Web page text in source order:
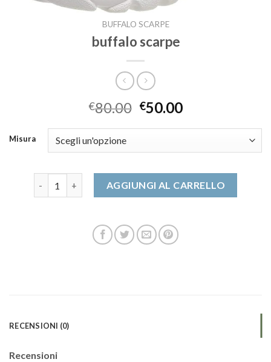
BUFFALO SCARPE
buffalo scarpe
€80.00 €50.00
Misura
AGGIUNGI AL CARRELLO
RECENSIONI (0)
Recensioni